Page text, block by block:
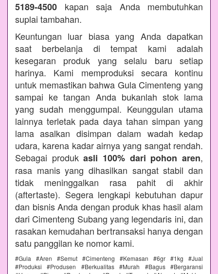
5189-4500 kapan saja Anda membutuhkan
suplai tambahan.
Keuntungan luar biasa yang Anda dapatkan
saat berbelanja di tempat kami adalah
kesegaran produk yang selalu baru setiap
harinya. Kami memproduksi secara kontinu
untuk memastikan bahwa Gula Cimenteng yang
sampai ke tangan Anda bukanlah stok lama
yang sudah menggumpal. Keunggulan utama
lainnya terletak pada daya tahan simpan yang
lama asalkan disimpan dalam wadah kedap
udara, karena kadar airnya yang sangat rendah.
Sebagai produkasli 100% dari pohon aren,
rasa manis yang dihasilkan sangat stabil dan
tidak meninggalkan rasa pahit di akhir
(aftertaste). Segera lengkapi kebutuhan dapur
dan bisnis Anda dengan produk khas hasil alam
dari Cimenteng Subang yang legendaris ini, dan
rasakan kemudahan bertransaksi hanya dengan
satu panggilan ke nomor kami.
#Gula #Aren #Semut #Cimenteng #Kemasan #6gr #1kg #Jual
#Produksi #Produsen #Berkualitas #Murah #Bagus #Bergaransi